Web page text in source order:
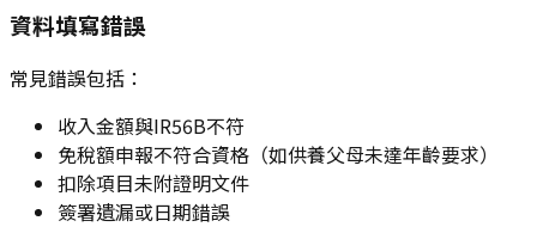
資料填寫錯誤
常見錯誤包括：
收入金額與IR56B不符
免稅額申報不符合資格（如供養父母未達年齡要求）
扣除項目未附證明文件
簽署遺漏或日期錯誤